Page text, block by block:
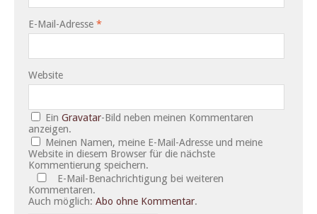
E-Mail-Adresse *
Website
EinGravatar-Bild neben meinen Kommentaren
anzeigen.
Meinen Namen, meine E-Mail-Adresse und meine
Website in diesem Browser für die nächste
Kommentierung speichern.
E-Mail-Benachrichtigung bei weiteren
Kommentaren.
Auch möglich: Abo ohne Kommentar.